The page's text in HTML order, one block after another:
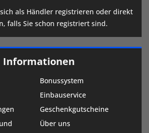
als Händler registrieren oder direkt
falls Sie schon registriert sind.
Informationen
Bonussystem
Einbauservice
Geschenkgutscheine
Über uns